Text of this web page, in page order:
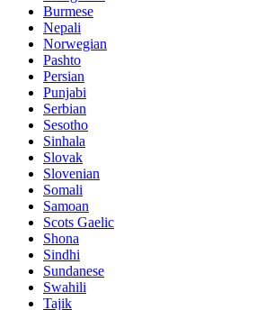
Burmese
Nepali
Norwegian
Pashto
Persian
Punjabi
Serbian
Sesotho
Sinhala
Slovak
Slovenian
Somali
Samoan
Scots Gaelic
Shona
Sindhi
Sundanese
Swahili
Tajik